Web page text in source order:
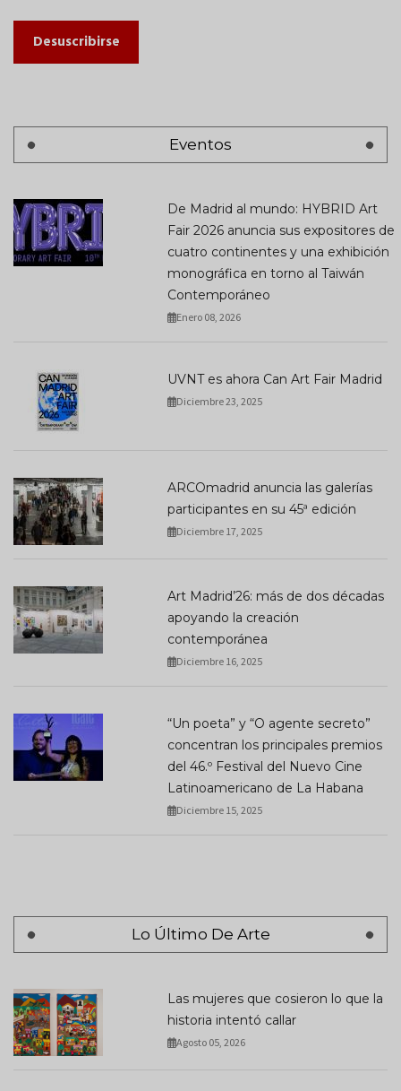
Desuscribirse
Eventos
De Madrid al mundo: HYBRID Art
Fair 2026 anuncia sus expositores de
cuatro continentes y una exhibición
monográfica en torno al Taiwán
Contemporáneo
Enero 08, 2026
UVNT es ahora Can Art Fair Madrid
Diciembre 23, 2025
ARCOmadrid anuncia las galerías
participantes en su 45ª edición
Diciembre 17, 2025
Art Madrid’26: más de dos décadas
apoyando la creación
contemporánea
Diciembre 16, 2025
“Un poeta” y “O agente secreto”
concentran los principales premios
del 46.º Festival del Nuevo Cine
Latinoamericano de La Habana
Diciembre 15, 2025
Lo Último De Arte
Las mujeres que cosieron lo que la
historia intentó callar
Agosto 05, 2026